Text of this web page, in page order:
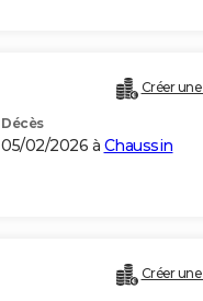
Créer
Décès
05/02/2026 à Chaussin
Créer